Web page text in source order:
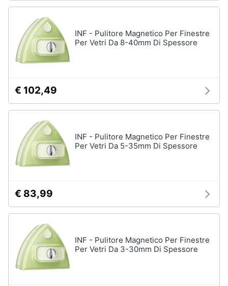
INF - Pulitore Magnetico Per Finestre
Per Vetri Da 8-40mm Di Spessore
€ 102,49
INF - Pulitore Magnetico Per Finestre
Per Vetri Da 5-35mm Di Spessore
€ 83,99
INF - Pulitore Magnetico Per Finestre
Per Vetri Da 3-30mm Di Spessore